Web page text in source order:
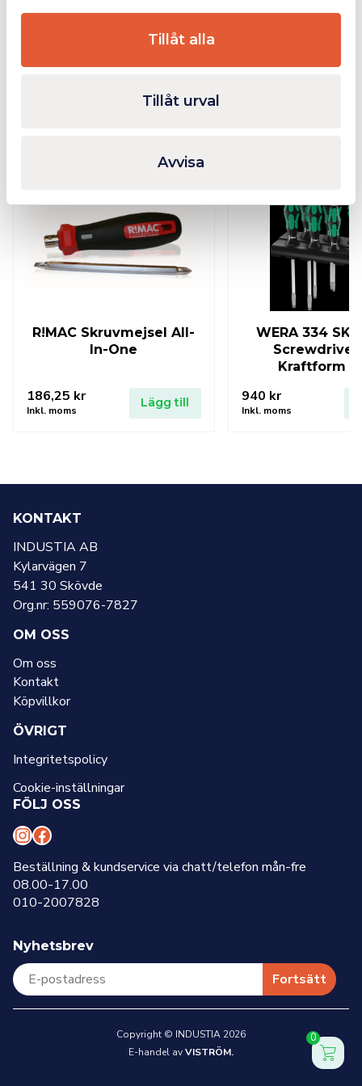
Tillåt alla
Tillåt urval
Avvisa
Ytterligare Information
Finns i lager
R!MAC Skruvmejsel All-
In-One
186,25 kr
Inkl. moms
Lägg till
WERA 334 SK/
Screwdriver
Kraftform
940 kr
Inkl. moms
KONTAKT
INDUSTIA AB
Kylarvägen 7
541 30 Skövde
Org.nr: 559076-7827
OM OSS
Om oss
Kontakt
Köpvillkor
ÖVRIGT
Integritetspolicy
Cookie-inställningar
FÖLJ OSS
I
n
s
t
a
g
r
a
F
a
c
e
b
o
o
k
Beställning & kundservice via chatt/telefon mån-fre
08.00-17.00
010-2007828
Nyhetsbrev
Fortsätt
Copyright © INDUSTIA 2026
E-handel avVISTRÖM
0